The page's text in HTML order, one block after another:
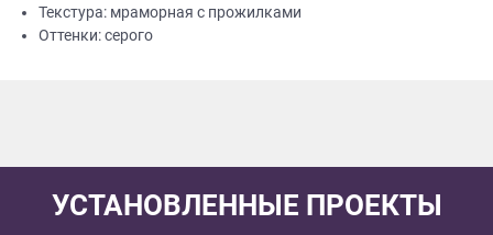
Текстура: мраморная с прожилками
Оттенки: серого
УСТАНОВЛЕННЫЕ ПРОЕКТЫ